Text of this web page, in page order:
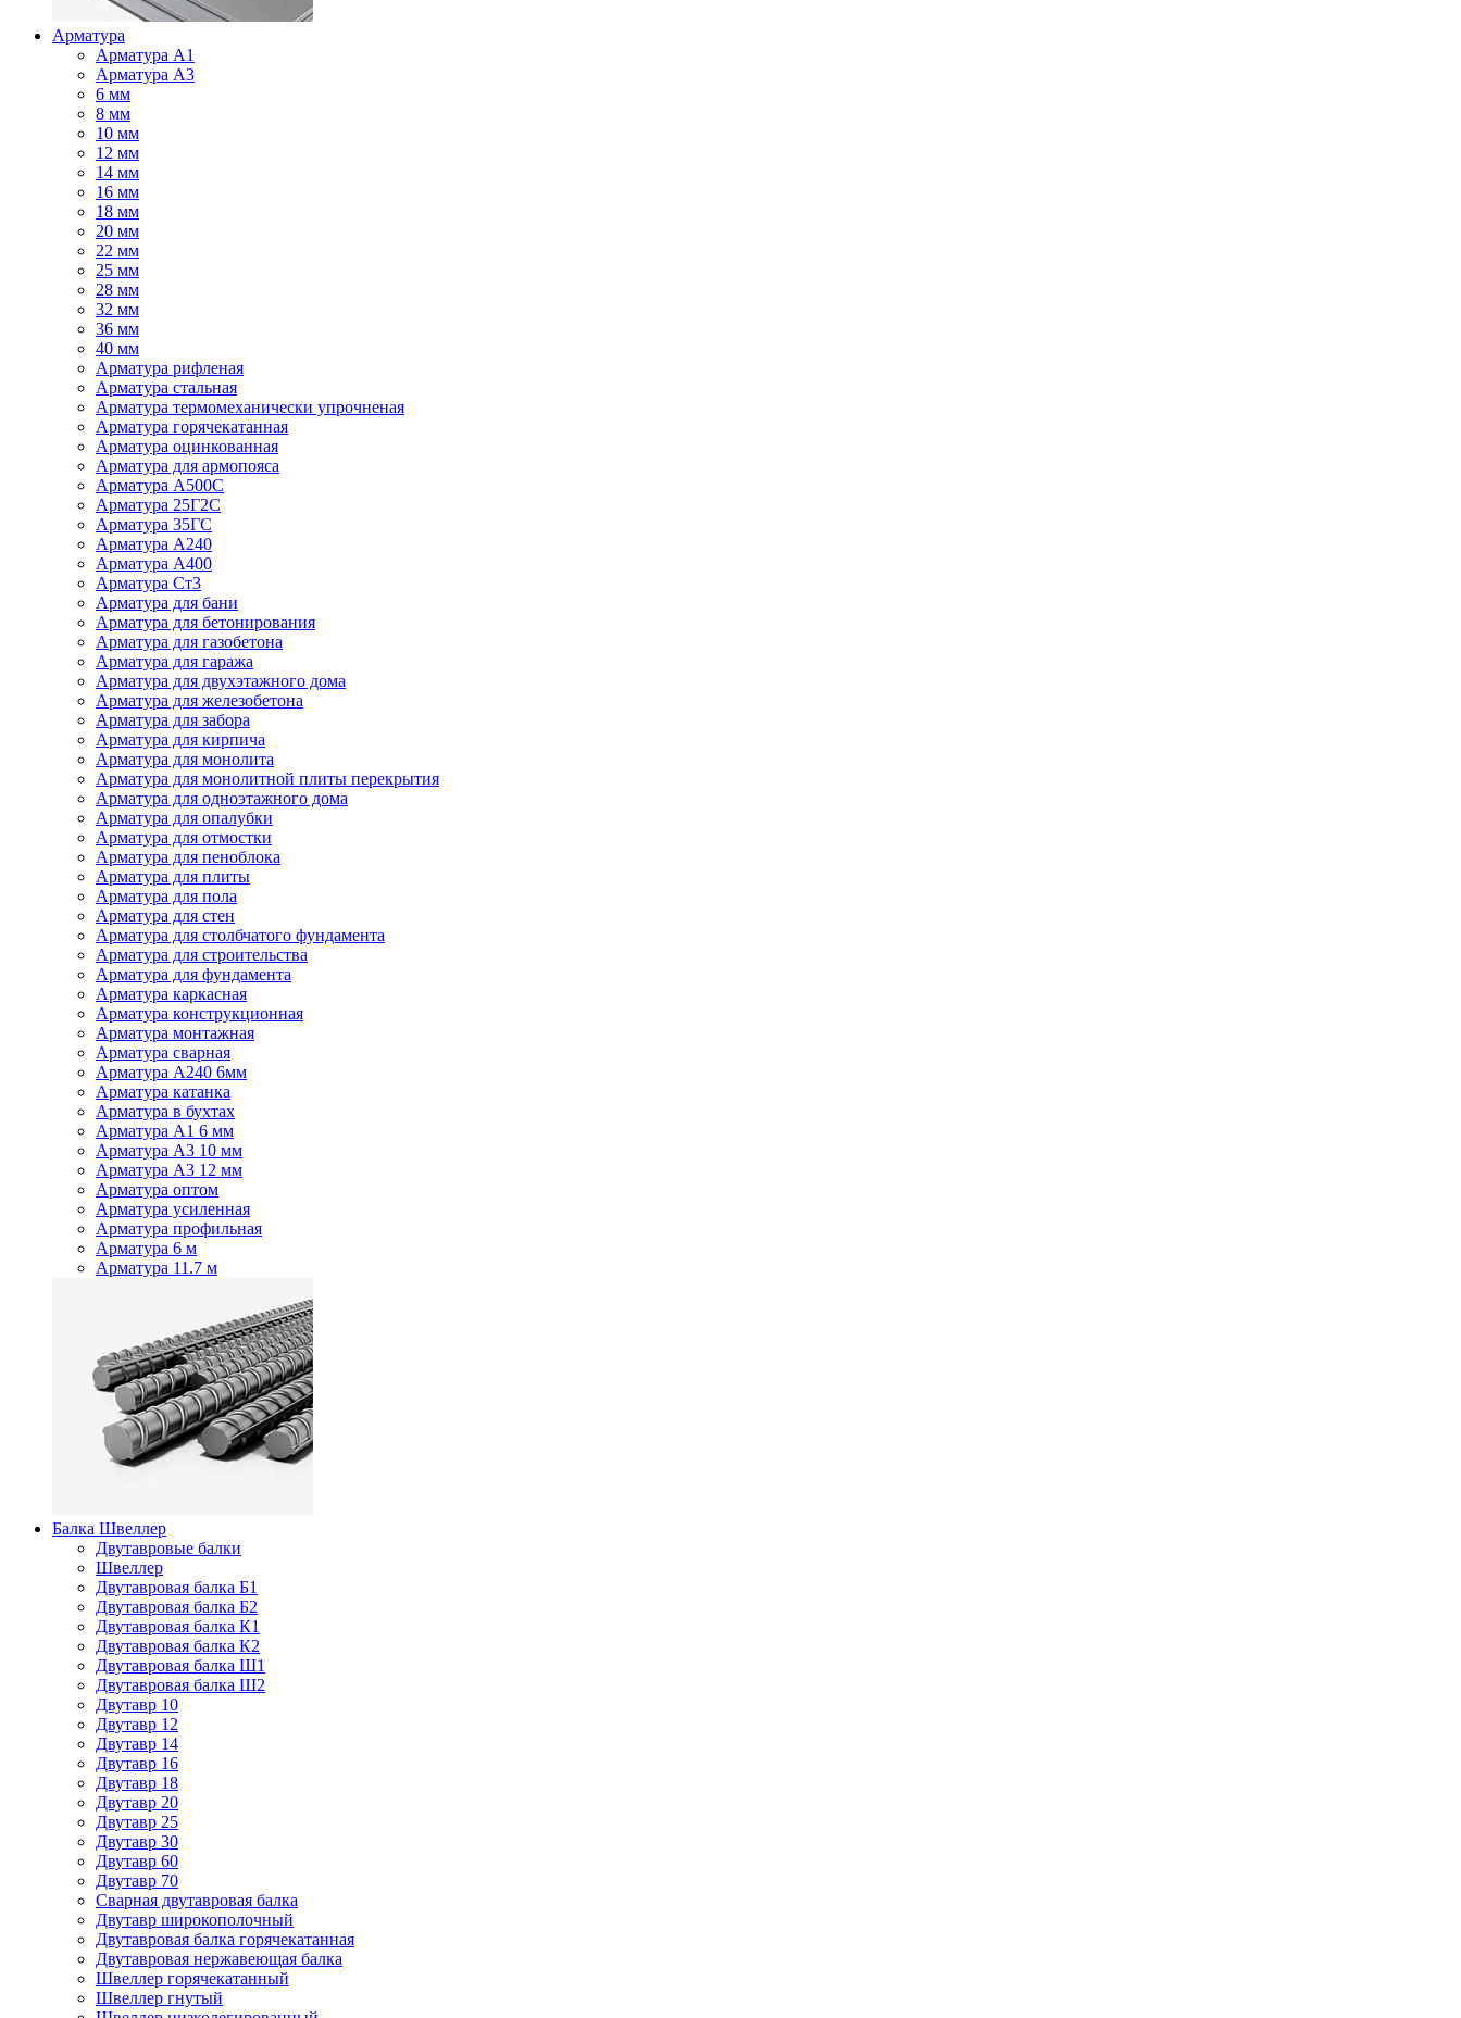
Арматура
Арматура А1
Арматура А3
6 мм
8 мм
10 мм
12 мм
14 мм
16 мм
18 мм
20 мм
22 мм
25 мм
28 мм
32 мм
36 мм
40 мм
Арматура рифленая
Арматура стальная
Арматура термомеханически упрочненая
Арматура горячекатанная
Арматура оцинкованная
Арматура для армопояса
Арматура A500С
Арматура 25Г2С
Арматура 35ГС
Арматура А240
Арматура А400
Арматура Ст3
Арматура для бани
Арматура для бетонирования
Арматура для газобетона
Арматура для гаража
Арматура для двухэтажного дома
Арматура для железобетона
Арматура для забора
Арматура для кирпича
Арматура для монолита
Арматура для монолитной плиты перекрытия
Арматура для одноэтажного дома
Арматура для опалубки
Арматура для отмостки
Арматура для пеноблока
Арматура для плиты
Арматура для пола
Арматура для стен
Арматура для столбчатого фундамента
Арматура для строительства
Арматура для фундамента
Арматура каркасная
Арматура конструкционная
Арматура монтажная
Арматура сварная
Арматура А240 6мм
Арматура катанка
Арматура в бухтах
Арматура А1 6 мм
Арматура А3 10 мм
Арматура А3 12 мм
Арматура оптом
Арматура усиленная
Арматура профильная
Арматура 6 м
Арматура 11.7 м
Балка Швеллер
Двутавровые балки
Швеллер
Двутавровая балка Б1
Двутавровая балка Б2
Двутавровая балка К1
Двутавровая балка К2
Двутавровая балка Ш1
Двутавровая балка Ш2
Двутавр 10
Двутавр 12
Двутавр 14
Двутавр 16
Двутавр 18
Двутавр 20
Двутавр 25
Двутавр 30
Двутавр 60
Двутавр 70
Сварная двутавровая балка
Двутавр широкополочный
Двутавровая балка горячекатанная
Двутавровая нержавеющая балка
Швеллер горячекатанный
Швеллер гнутый